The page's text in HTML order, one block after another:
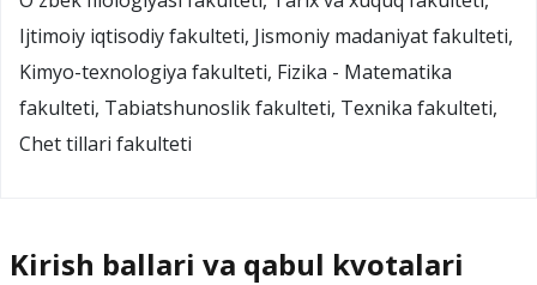
Ijtimoiy iqtisodiy fakulteti, Jismoniy madaniyat fakulteti,
Kimyo-texnologiya fakulteti, Fizika - Matematika
fakulteti, Tabiatshunoslik fakulteti, Texnika fakulteti,
Chet tillari fakulteti
Kirish ballari va qabul kvotalari